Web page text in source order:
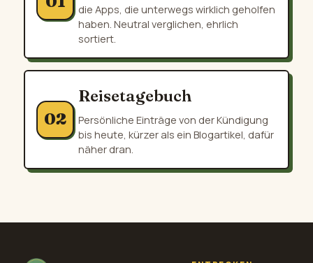
die Apps, die unterwegs wirklich geholfen
haben. Neutral verglichen, ehrlich
sortiert.
02
Reisetagebuch
Persönliche Einträge von der Kündigung
bis heute, kürzer als ein Blogartikel, dafür
näher dran.